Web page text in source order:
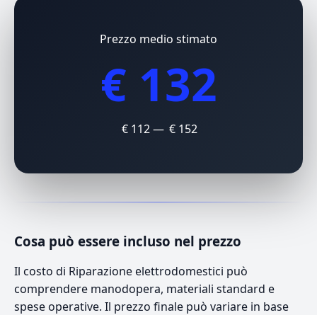
Prezzo medio stimato
€ 132
€ 112 — € 152
Cosa può essere incluso nel prezzo
Il costo di Riparazione elettrodomestici può
comprendere manodopera, materiali standard e
spese operative. Il prezzo finale può variare in base